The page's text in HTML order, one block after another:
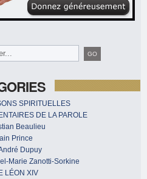
SPIRITUELLES
DE LA PAROLE
Beaulieu
Prince
Dupuy
Marie Zanotti-Sorkine
LÉON XIV